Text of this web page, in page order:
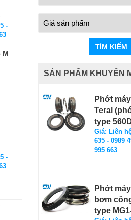
-
M
-
TÌM KIẾM
SẢN PHẨM KHUYẾN
Phớt
Teral
type
Giá: Liên
635 - 0989
995 663
Phớt
bơm
type